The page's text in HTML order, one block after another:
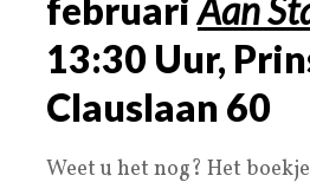
februariAan
13:30 Uur,
Clauslaan 60
Weet u het nog? Het boekje